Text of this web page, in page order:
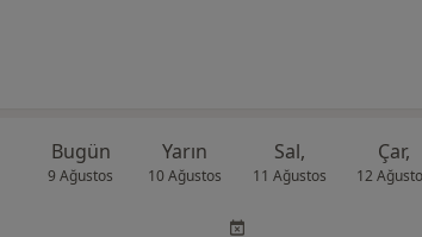
Bugün
9 Ağustos
Yarın
10 Ağustos
Sal,
11 Ağustos
Çar,
12